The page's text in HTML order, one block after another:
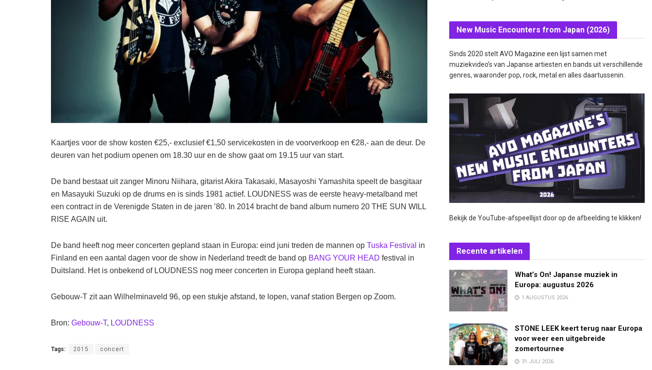
Kaartjes voor de show kosten €25,- exclusief €1,50 servicekosten in de voorverkoop en €28,- aan de deur. De
deuren van het podium openen om 18.30 uur en de show gaat om 19.15 uur van start.
De band bestaat uit zanger Minoru Niihara, gitarist Akira Takasaki, Masayoshi Yamashita speelt de basgitaar
en Masayuki Suzuki op de drums en is sinds 1981 actief. LOUDNESS was de eerste heavy-metalband met
een contract in de Verenigde Staten in de jaren ’80. In 2014 bracht de band album numero 20 THE SUN WILL
RISE AGAIN uit.
De band heeft nog meer concerten gepland staan in Europa: eind juni treden de mannen op Tuska Festival in
Finland en een aantal dagen voor de show in Nederland treedt de band op BANG YOUR HEAD festival in
Duitsland. Het is onbekend of LOUDNESS nog meer concerten in Europa gepland heeft staan.
Gebouw-T zit aan Wilhelminaveld 96, op een stukje afstand, te lopen, vanaf station Bergen op Zoom.
Bron: Gebouw-T, LOUDNESS
Tags: 2015 concert
New Music Encounters from Japan (2026)
Sinds 2020 stelt AVO Magazine een lijst samen met
muziekvideo’s van Japanse artiesten en bands uit verschillende
genres, waaronder pop, rock, metal en alles daartussenin.
Bekijk de YouTube-afspeellijst door op de afbeelding te klikken!
Recente artikelen
What’s On! Japanse muziek in
Europa: augustus 2026
1 AUGUSTUS 2026
STONE LEEK keert terug naar Europa
voor weer een uitgebreide
zomertournee
31 JULI 2026